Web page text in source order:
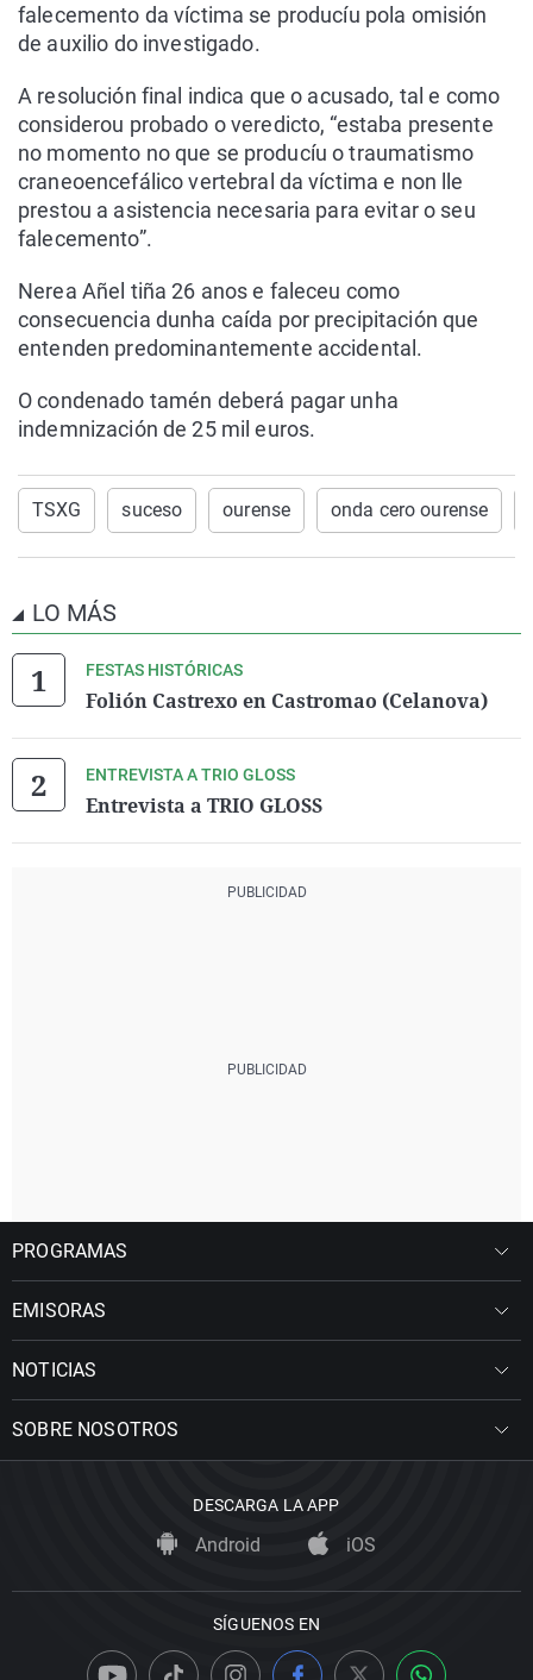
falecemento da víctima se producíu pola omisión
de auxilio do investigado.
A resolución final indica que o acusado, tal e como
considerou probado o veredicto, “estaba presente
no momento no que se producíu o traumatismo
craneoencefálico vertebral da víctima e non lle
prestou a asistencia necesaria para evitar o seu
falecemento”.
Nerea Añel tiña 26 anos e faleceu como
consecuencia dunha caída por precipitación que
entenden predominantemente accidental.
O condenado tamén deberá pagar unha
indemnización de 25 mil euros.
TSXG suceso ourense onda cero ourense
LO MÁS
FESTAS HISTÓRICAS
Folión Castrexo en Castromao (Celanova)
ENTREVISTA A TRIO GLOSS
Entrevista a TRIO GLOSS
PROGRAMAS
EMISORAS
NOTICIAS
SOBRE NOSOTROS
DESCARGA LA APP
Android iOS
SÍGUENOS EN